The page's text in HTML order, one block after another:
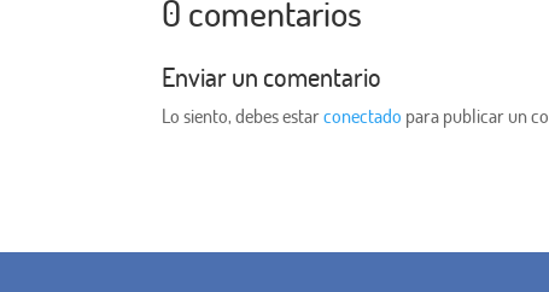
0 comentarios
Enviar un comentario
Lo siento, debes estarconectado para publicar un